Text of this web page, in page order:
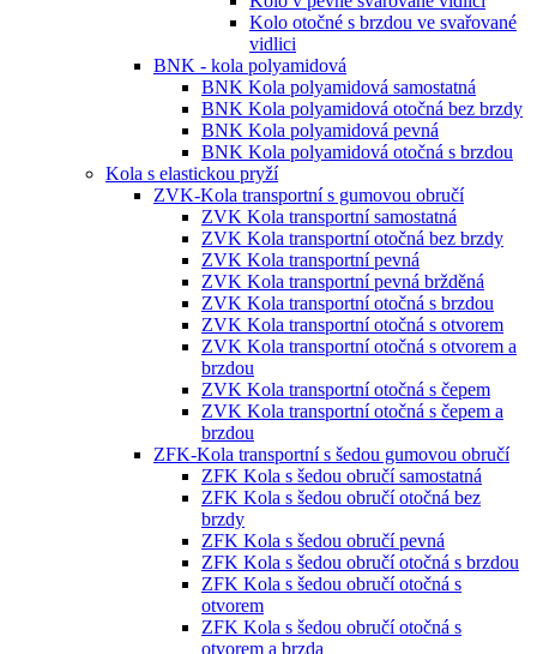
Kolo otočné s brzdou ve svařované
vidlici
BNK - kola polyamidová
BNK Kola polyamidová samostatná
BNK Kola polyamidová otočná bez brzdy
BNK Kola polyamidová pevná
BNK Kola polyamidová otočná s brzdou
Kola s elastickou pryží
ZVK-Kola transportní s gumovou obručí
ZVK Kola transportní samostatná
ZVK Kola transportní otočná bez brzdy
ZVK Kola transportní pevná
ZVK Kola transportní pevná bržděná
ZVK Kola transportní otočná s brzdou
ZVK Kola transportní otočná s otvorem
ZVK Kola transportní otočná s otvorem a
brzdou
ZVK Kola transportní otočná s čepem
ZVK Kola transportní otočná s čepem a
brzdou
ZFK-Kola transportní s šedou gumovou obručí
ZFK Kola s šedou obručí samostatná
ZFK Kola s šedou obručí otočná bez
brzdy
ZFK Kola s šedou obručí pevná
ZFK Kola s šedou obručí otočná s brzdou
ZFK Kola s šedou obručí otočná s
otvorem
ZFK Kola s šedou obručí otočná s
otvorem a brzda